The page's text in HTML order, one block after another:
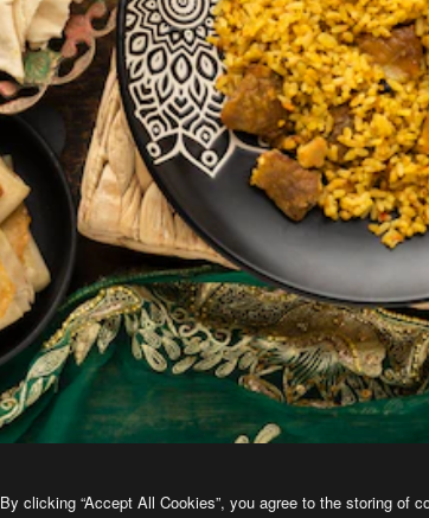
By clicking “Accept All Cookies”, you agree to the storing of